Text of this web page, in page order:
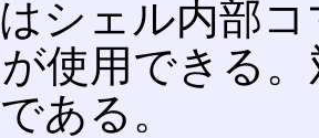
はシェル内部
が使用できる
ある。